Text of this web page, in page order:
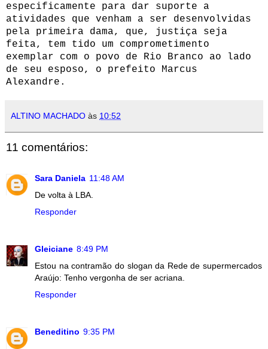
especificamente para dar suporte a
atividades que venham a ser desenvolvidas
pela primeira dama, que, justiça seja
feita, tem tido um comprometimento
exemplar com o povo de Rio Branco ao lado
de seu esposo, o prefeito Marcus
Alexandre.
ALTINO MACHADO às 10:52
11 comentários:
Sara Daniela 11:48 AM
De volta à LBA.
Responder
Gleiciane 8:49 PM
Estou na contramão do slogan da Rede de supermercados
Araújo: Tenho vergonha de ser acriana.
Responder
Beneditino 9:35 PM